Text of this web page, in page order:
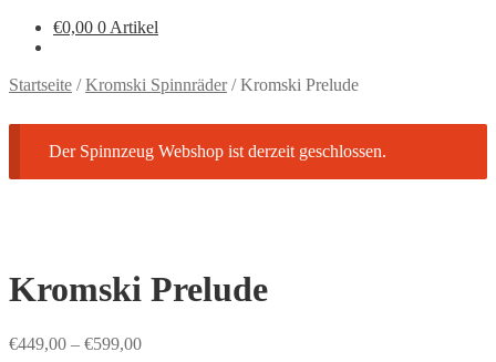
€0,00 0 Artikel
Startseite /Kromski Spinnräder/Kromski Prelude
Der Spinnzeug Webshop ist derzeit geschlossen.
Kromski Prelude
€449,00 – €599,00